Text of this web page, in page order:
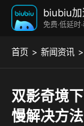
biubiu加
免费·低延时
首页 新闻资讯
双影奇境
慢解决方法